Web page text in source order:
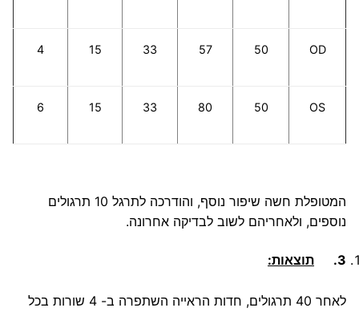
OD
50
57
33
15
4
OS
50
80
33
15
6
המטופלת חשה שיפור נוסף, והודרכה לתרגל 10 תרגולים
נוספים, ולאחריהם לשוב לבדיקה אחרונה.
3. תוצאות:
לאחר 40 תרגולים, חדות הראייה השתפרה ב- 4 שורות בכל